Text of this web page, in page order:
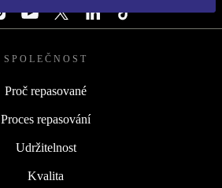
SPOLEČNOST
Proč repasované
Proces repasování
Udržitelnost
Kvalita